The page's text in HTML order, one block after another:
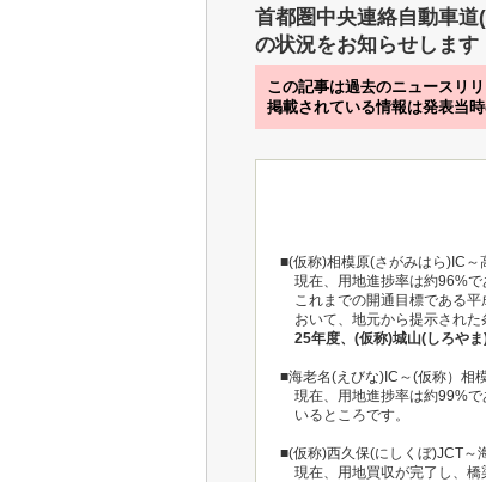
首都圏中央連絡自動車
の状況をお知らせします
この記事は過去のニュースリリ
掲載されている情報は発表当
■(仮称)相模原(さがみはら)IC～
現在、用地進捗率は約96%
これまでの開通目標である
おいて、地元から提示され
25年度、(仮称)城山(しろや
■海老名(えびな)IC～(仮称）相
現在、用地進捗率は約99%
いるところです。
■(仮称)西久保(にしくぼ)JCT～
現在、用地買収が完了し、